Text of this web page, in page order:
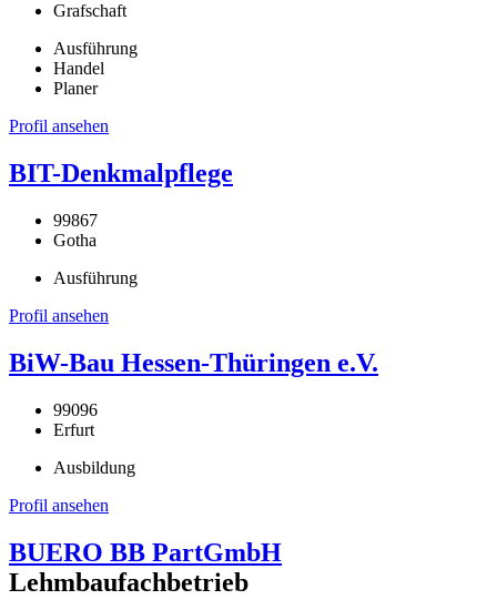
Grafschaft
Ausführung
Handel
Planer
Profil ansehen
BIT-Denkmalpflege
99867
Gotha
Ausführung
Profil ansehen
BiW-Bau Hessen-Thüringen e.V.
99096
Erfurt
Ausbildung
Profil ansehen
BUERO BB PartGmbH
Lehmbaufachbetrieb